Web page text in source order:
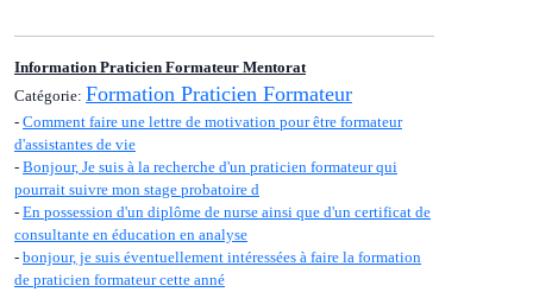
Information Praticien Formateur Mentorat
Catégorie: Formation Praticien Formateur
- Comment faire une lettre de motivation pour être formateur
d'assistantes de vie
- Bonjour, Je suis à la recherche d'un praticien formateur qui
pourrait suivre mon stage probatoire d
- En possession d'un diplôme de nurse ainsi que d'un certificat de
consultante en éducation en analyse
- bonjour, je suis éventuellement intéressées à faire la formation
de praticien formateur cette anné